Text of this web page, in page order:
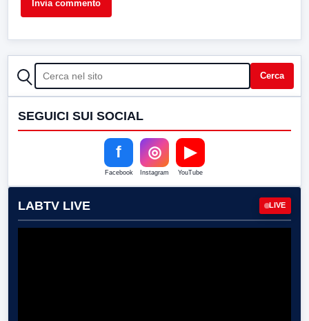
CERCA Cerca
SEGUICI SUI SOCIAL
f
Facebook
◎
Instagram
▶
YouTube
LABTV LIVE LIVE